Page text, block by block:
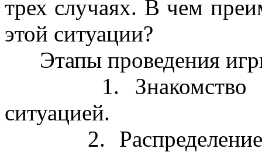
трех случаях. В чем
этой ситуации?
Этапы проведения
1. Знакомство
ситуацией.
2. Распределение